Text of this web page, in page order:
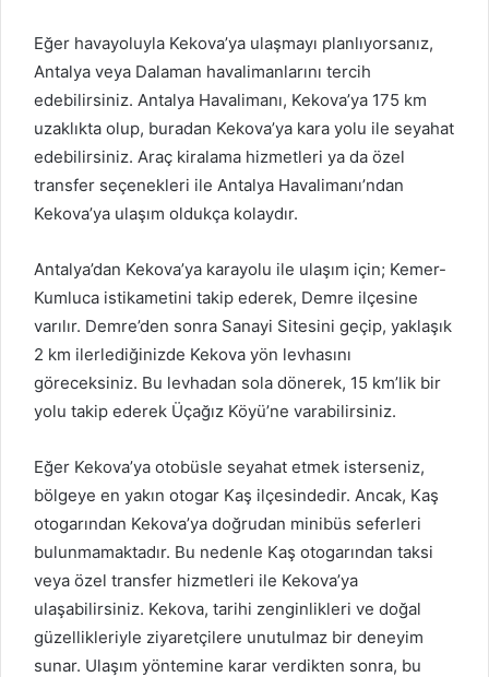
Eğer havayoluyla Kekova’ya ulaşmayı planlıyorsanız,
Antalya veya Dalaman havalimanlarını tercih
edebilirsiniz. Antalya Havalimanı, Kekova’ya 175 km
uzaklıkta olup, buradan Kekova’ya kara yolu ile seyahat
edebilirsiniz. Araç kiralama hizmetleri ya da özel
transfer seçenekleri ile Antalya Havalimanı’ndan
Kekova’ya ulaşım oldukça kolaydır.
Antalya’dan Kekova’ya karayolu ile ulaşım için; Kemer-
Kumluca istikametini takip ederek, Demre ilçesine
varılır. Demre’den sonra Sanayi Sitesini geçip, yaklaşık
2 km ilerlediğinizde Kekova yön levhasını
göreceksiniz. Bu levhadan sola dönerek, 15 km’lik bir
yolu takip ederek Üçağız Köyü’ne varabilirsiniz.
Eğer Kekova’ya otobüsle seyahat etmek isterseniz,
bölgeye en yakın otogar Kaş ilçesindedir. Ancak, Kaş
otogarından Kekova’ya doğrudan minibüs seferleri
bulunmamaktadır. Bu nedenle Kaş otogarından taksi
veya özel transfer hizmetleri ile Kekova’ya
ulaşabilirsiniz. Kekova, tarihi zenginlikleri ve doğal
güzellikleriyle ziyaretçilere unutulmaz bir deneyim
sunar. Ulaşım yöntemine karar verdikten sonra, bu